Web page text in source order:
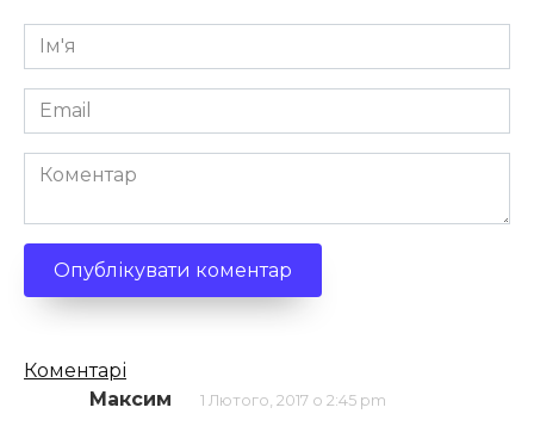
Ім'я
*
Email
*
Коментар
Кількість
коментарів
Коментарі
Максим
1 Лютого, 2017 о 2:45 pm